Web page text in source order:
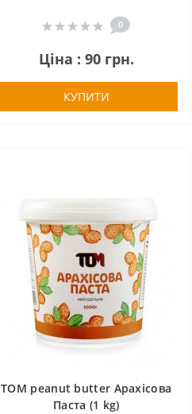
0
Ціна : 90 грн.
КУПИТИ
TOM peanut butter Арахісова
Паста (1 kg)